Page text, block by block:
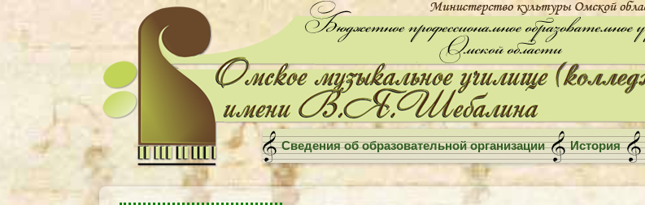
Сведения об образовательной организации История